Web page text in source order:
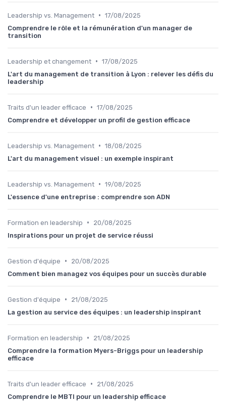
Leadership vs. Management • 17/08/2025
Comprendre le rôle et la rémunération d'un manager de
transition
Leadership et changement • 17/08/2025
L'art du management de transition à Lyon : relever les défis du
leadership
Traits d'un leader efficace • 17/08/2025
Comprendre et développer un profil de gestion efficace
Leadership vs. Management • 18/08/2025
L'art du management visuel : un exemple inspirant
Leadership vs. Management • 19/08/2025
L'essence d'une entreprise : comprendre son ADN
Formation en leadership •
20/08/2025
Inspirations pour un projet de service réussi
Gestion d'équipe •
20/08/2025
Comment bien managez vos équipes pour un succès durable
Gestion d'équipe •
21/08/2025
La gestion au service des équipes : un leadership inspirant
Formation en leadership •
21/08/2025
Comprendre la formation Myers-Briggs pour un leadership
efficace
Traits d'un leader efficace •
21/08/2025
Comprendre le MBTI pour un leadership efficace